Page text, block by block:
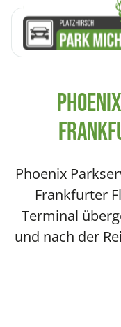
Phoenix
Frankfurter
Terminal
und nach der